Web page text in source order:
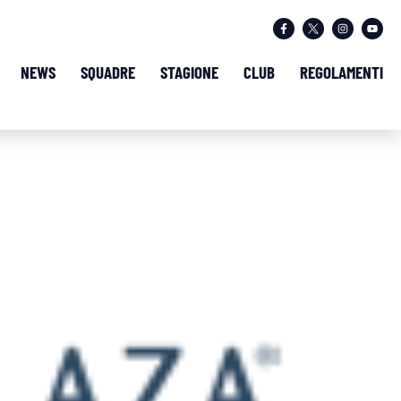
NEWS SQUADRE STAGIONE CLUB REGOLAMENTI